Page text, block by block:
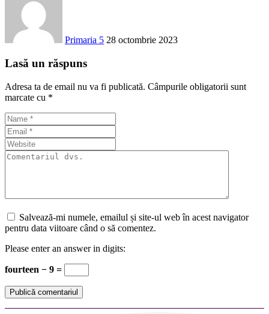
Primaria 5 28 octombrie 2023
Lasă un răspuns
Adresa ta de email nu va fi publicată. Câmpurile obligatorii sunt
marcate cu *
Salvează-mi numele, emailul și site-ul web în acest navigator
pentru data viitoare când o să comentez.
Please enter an answer in digits:
fourteen − 9 =